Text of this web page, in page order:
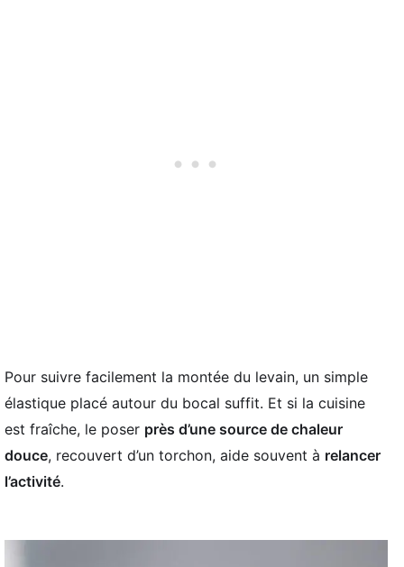
Pour suivre facilement la montée du levain, un simple
élastique placé autour du bocal suffit. Et si la cuisine
est fraîche, le poser près d’une source de chaleur
douce, recouvert d’un torchon, aide souvent à relancer
l’activité.